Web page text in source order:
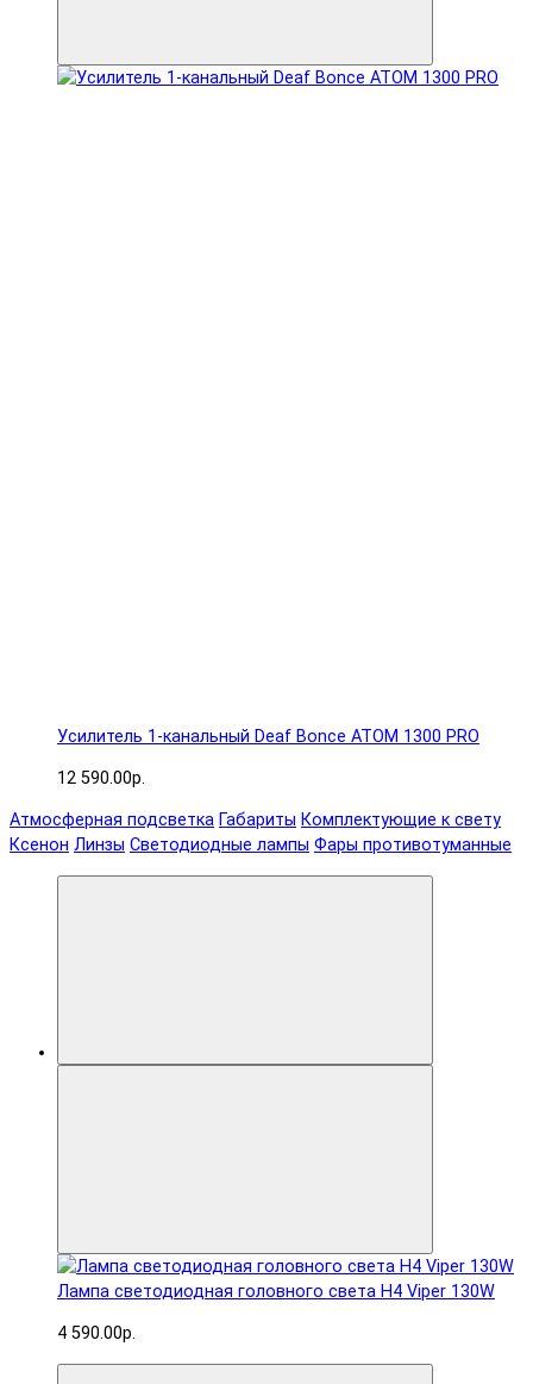
Усилитель 1-канальный Deaf Bonce ATOM 1300 PRO
12 590.00р.
Атмосферная подсветка Габариты Комплектующие к свету
Ксенон Линзы Светодиодные лампы Фары противотуманные
Лампа светодиодная головного света H4 Viper 130W
4 590.00р.